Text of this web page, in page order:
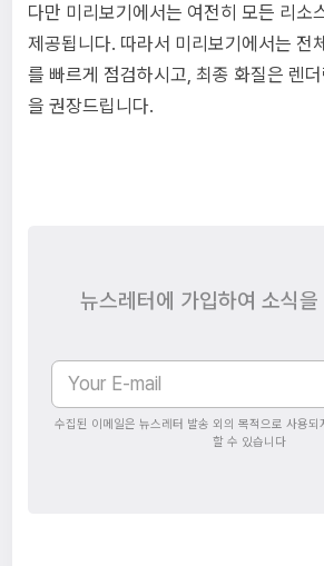
다만 미리보기에서는 여전히 모든 리소
제공됩니다. 따라서 미리보기에서는 전
를 빠르게 점검하시고, 최종 화질은 렌
을 권장드립니다.
뉴스레터에 가입하여 소식
수집된 이메일은 뉴스레터 발송 외의 목적으로 사용되
할 수 있습니다